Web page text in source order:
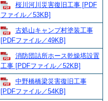
桜川河川災害復旧工事 [PDF
ファイル／53KB]
古処山キャンプ村塗装工事
[PDFファイル／49KB]
消防団詰所ホース乾燥塔設置
工事 [PDFファイル／52KB]
中野橋橋梁災害復旧工事
[PDFファイル／54KB]